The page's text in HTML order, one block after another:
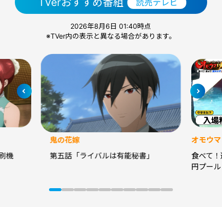
読売テレビ
2026年8月6日 01:40時点
※TVer内の表示と異なる場合があります。
機
鬼の花嫁
第五話「ライバルは有能秘書」
オモウ
食べて
円プー